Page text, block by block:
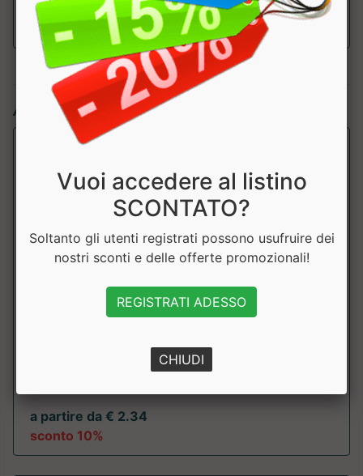
Articoli simili:
Keto Bomber
Feelingok
Keto Bomber &egrave; un gustoso muffin low carb e a
basso contenuto di zuccheri, ripie...
a partire da € 2.34
sconto 10%
Vuoi accedere al listino
SCONTATO?
Soltanto gli utenti registrati possono usufruire dei
nostri sconti e delle offerte promozionali!
REGISTRATI ADESSO
CHIUDI